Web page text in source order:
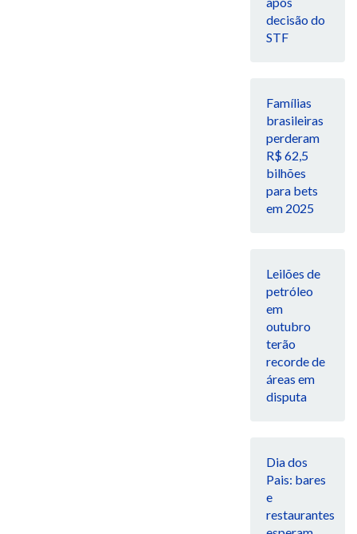
decisão do
STF
Famílias
brasileiras
perderam
R$ 62,5
bilhões
para bets
em 2025
Leilões de
petróleo
em
outubro
terão
recorde de
áreas em
disputa
Dia dos
Pais: bares
e
restaurantes